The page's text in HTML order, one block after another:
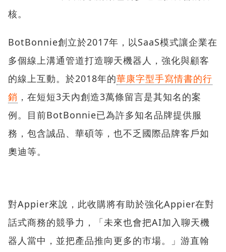
核。
BotBonnie創立於2017年，以SaaS模式讓企業在
多個線上溝通管道打造聊天機器人，強化與顧客
的線上互動。於2018年的華康字型手寫情書的行
銷 ，在短短3天內創造3萬條留言是其知名的案
例。目前BotBonnie已為許多知名品牌提供服
務，包含誠品、華碩等，也不乏國際品牌客戶如
奧迪等。
對Appier來說，此收購將有助於強化Appier在對
話式商務的競爭力，「未來也會把AI加入聊天機
器人當中，並把產品推向更多的市場。」游直翰